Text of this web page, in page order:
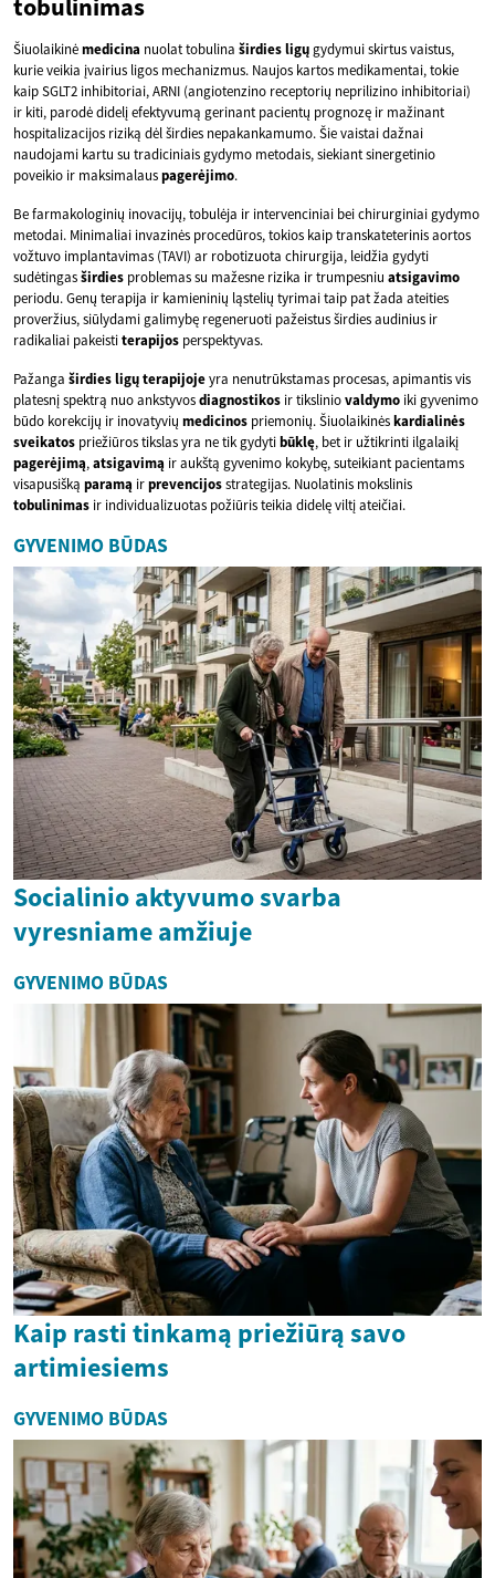
tobulinimas
Šiuolaikinėmedicina nuolat tobulina širdies ligųgydymui skirtus vaistus,
kurie veikia įvairius ligos mechanizmus. Naujos kartos medikamentai, tokie
kaip SGLT2 inhibitoriai, ARNI (angiotenzino receptorių neprilizino inhibitoriai)
ir kiti, parodė didelį efektyvumą gerinant pacientų prognozę ir mažinant
hospitalizacijos riziką dėl širdies nepakankamumo. Šie vaistai dažnai
naudojami kartu su tradiciniais gydymo metodais, siekiant sinergetinio
poveikio ir maksimalauspagerėjimo.
Be farmakologinių inovacijų, tobulėja ir intervenciniai bei chirurginiai gydymo
metodai. Minimaliai invazinės procedūros, tokios kaip transkateterinis aortos
vožtuvo implantavimas (TAVI) ar robotizuota chirurgija, leidžia gydyti
sudėtingasširdies problemas su mažesne rizika ir trumpesniu atsigavimo
periodu. Genų terapija ir kamieninių ląstelių tyrimai taip pat žada ateities
proveržius, siūlydami galimybę regeneruoti pažeistus širdies audinius ir
radikaliai pakeistiterapijos perspektyvas.
Pažanga širdies ligųterapijojeyra nenutrūkstamas procesas, apimantis vis
platesnį spektrą nuo ankstyvosdiagnostikos ir tiksliniovaldymo iki gyvenimo
būdo korekcijų ir inovatyvių medicinos priemonių. Šiuolaikinėskardialinės
sveikatos priežiūros tikslas yra ne tik gydytibūklę, bet ir užtikrinti ilgalaikį
pagerėjimą,atsigavimą ir aukštą gyvenimo kokybę, suteikiant pacientams
visapusišką paramą irprevencijosstrategijas. Nuolatinis mokslinis
tobulinimas ir individualizuotas požiūris teikia didelę viltį ateičiai.
GYVENIMO BŪDAS
Socialinio aktyvumo svarba
vyresniame amžiuje
GYVENIMO BŪDAS
Kaip rasti tinkamą priežiūrą savo
artimiesiems
GYVENIMO BŪDAS